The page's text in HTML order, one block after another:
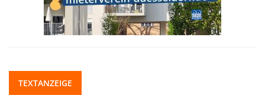
TEXTANZEIGE